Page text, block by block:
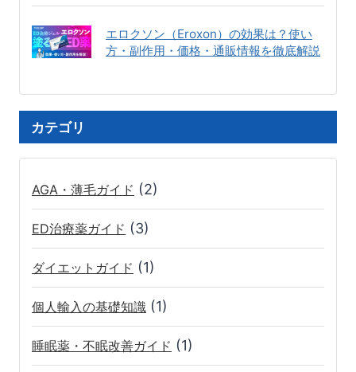
エロクソン（Eroxon）の効果は？使い
方・副作用・価格・通販情報を徹底解説
カテゴリ
AGA・薄毛ガイド (2)
ED治療薬ガイド (3)
ダイエットガイド (1)
個人輸入の基礎知識 (1)
睡眠薬・不眠改善ガイド (1)